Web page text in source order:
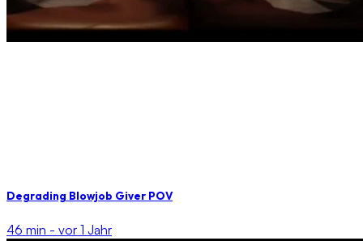
Degrading Blowjob Giver POV
46 min - vor 1 Jahr